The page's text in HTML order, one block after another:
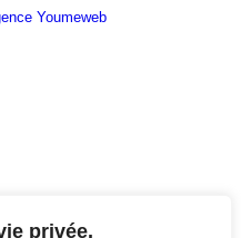
privée.
Youmeweb